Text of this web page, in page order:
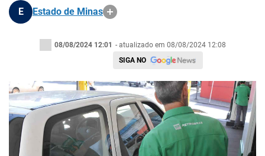
E Estado de Minas
08/08/2024 12:01 - atualizado em 08/08/2024 12:08
SIGA NO